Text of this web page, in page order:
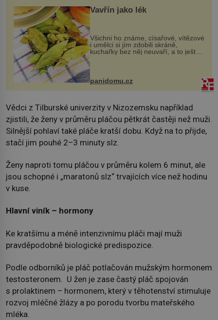
Vavřín jako lék
Všichni ho známe, císařové, vítězové
i umělci si jím zdobili skráně,
kuchařky bez něj neuvaří, a to ještě
nevíte, že bobkový list může výrazně
zmírnit některé naše neduhy.
Obsahuje v malém množství ně...
panidomu.cz
Vědci z Tilburské univerzity v Nizozemsku například
zjistili, že ženy v průměru pláčou pětkrát častěji než muži.
Silnější pohlaví také pláče kratší dobu. Když na to přijde,
stačí jim pouhé 2–3 minuty slz.
Ženy naproti tomu pláčou v průměru kolem 6 minut, ale
jsou schopné i „maratonů slz“ trvajících více než hodinu
v kuse.
Hlavní viník – hormony
Ke kratšímu a méně intenzivnímu pláči mají muži
pravděpodobně biologické predispozice.
Podle odborníků je pláč potlačován mužským hormonem
testosteronem. U žen je zase častý pláč spojován
s prolaktinem – hormonem, který v těhotenství stimuluje
rozvoj mléčné žlázy a po porodu tvorbu mateřského
mléka.